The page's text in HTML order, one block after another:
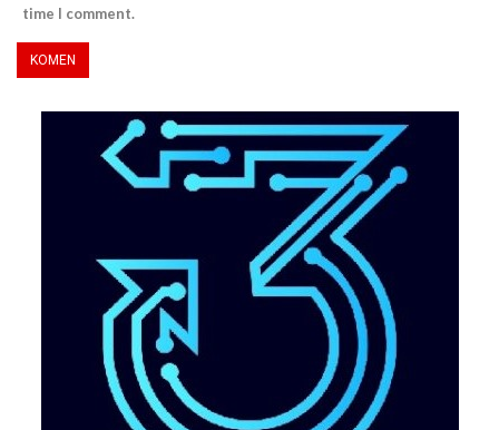
time I comment.